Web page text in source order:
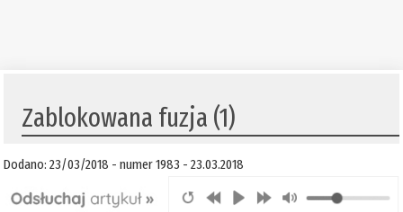
​Zablokowana fuzja (1)
Dodano: 23/03/2018 - numer 1983 - 23.03.2018